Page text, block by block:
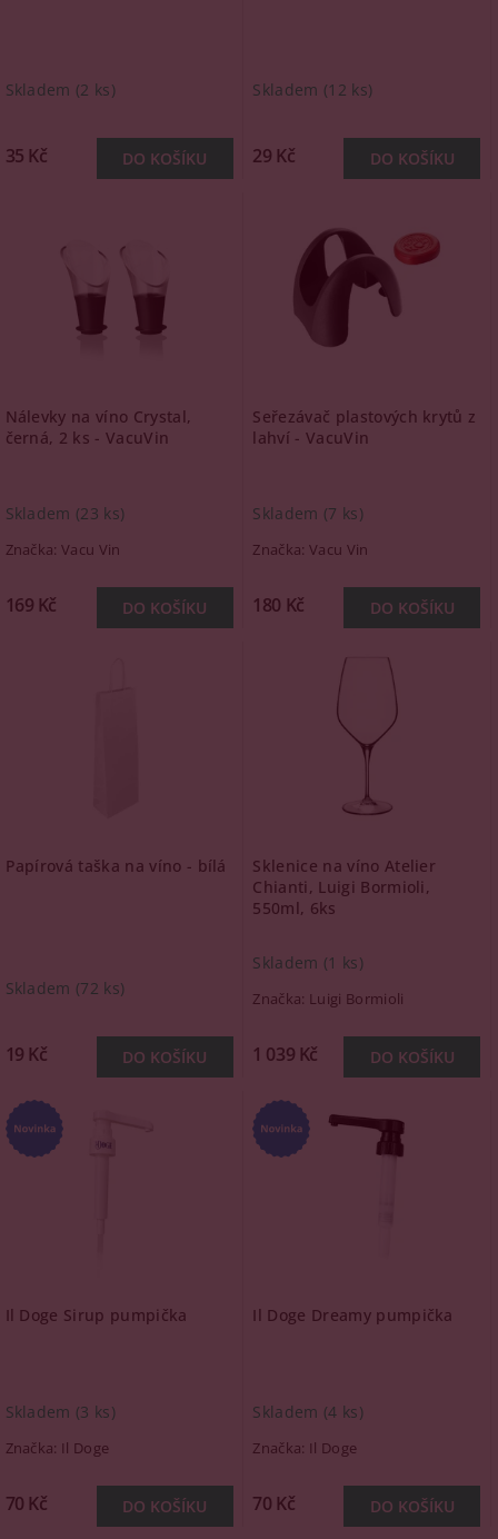
Skladem (2 ks)
35 Kč
Skladem (12 ks)
29 Kč
Nálevky na víno Crystal,
černá, 2 ks - VacuVin
Skladem (23 ks)
Značka:Vacu Vin
169 Kč
Seřezávač plastových krytů z
lahví - VacuVin
Skladem (7 ks)
Značka: Vacu Vin
180 Kč
Papírová taška na víno - bílá
Skladem (72 ks)
19 Kč
Sklenice na víno Atelier
Chianti, Luigi Bormioli,
550ml, 6ks
Skladem (1 ks)
Značka: Luigi Bormioli
1 039 Kč
Il Doge Sirup pumpička
Skladem (3 ks)
Značka: Il Doge
70 Kč
Il Doge Dreamy pumpička
Skladem (4 ks)
Značka: Il Doge
70 Kč